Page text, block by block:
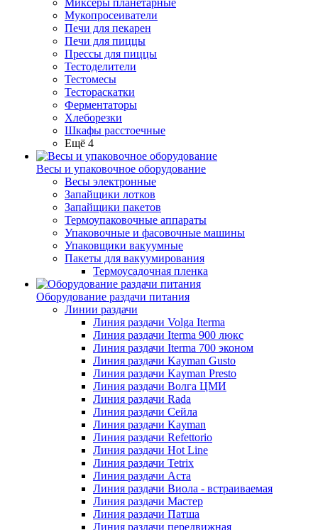
Миксеры планетарные
Мукопросеиватели
Печи для пекарен
Печи для пиццы
Прессы для пиццы
Тестоделители
Тестомесы
Тестораскатки
Ферментаторы
Хлеборезки
Шкафы расстоечные
Ещё 4
Весы и упаковочное оборудование
Весы электронные
Запайщики лотков
Запайщики пакетов
Термоупаковочные аппараты
Упаковочные и фасовочные машины
Упаковщики вакуумные
Пакеты для вакуумирования
Термоусадочная пленка
Оборудование раздачи питания
Линии раздачи
Линия раздачи Volga Iterma
Линия раздачи Iterma 900 люкс
Линия раздачи Iterma 700 эконом
Линия раздачи Kayman Gusto
Линия раздачи Kayman Presto
Линия раздачи Волга ЦМИ
Линия раздачи Rada
Линия раздачи Сейла
Линия раздачи Kayman
Линия раздачи Refettorio
Линия раздачи Hot Line
Линия раздачи Tetrix
Линия раздачи Аста
Линия раздачи Виола - встраиваемая
Линия раздачи Мастер
Линия раздачи Патша
Линия раздачи передвижная